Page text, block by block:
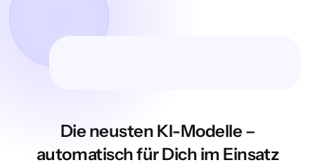
Die neusten KI-Modelle –
automatisch für Dich im Einsatz